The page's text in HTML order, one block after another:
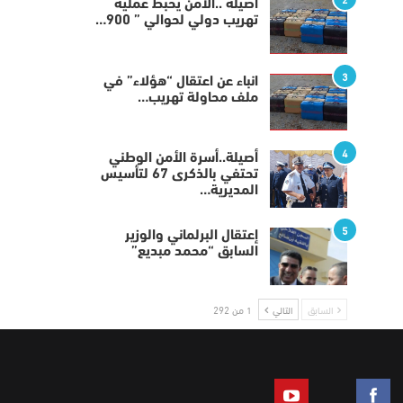
أصيلة ..الأمن يحبط عملية
تهريب دولي لحوالي ” 900…
3
انباء عن اعتقال “هؤلاء” في
ملف محاولة تهريب…
4
أصيلة..أسرة الأمن الوطني
تحتفي بالذكرى 67 لتأسيس
المديرية…
5
إعتقال البرلماني والوزير
السابق “محمد مبديع”
السابق التالي 1 من 292